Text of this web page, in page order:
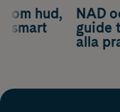
om hud,
smart
NAD
guide
alla